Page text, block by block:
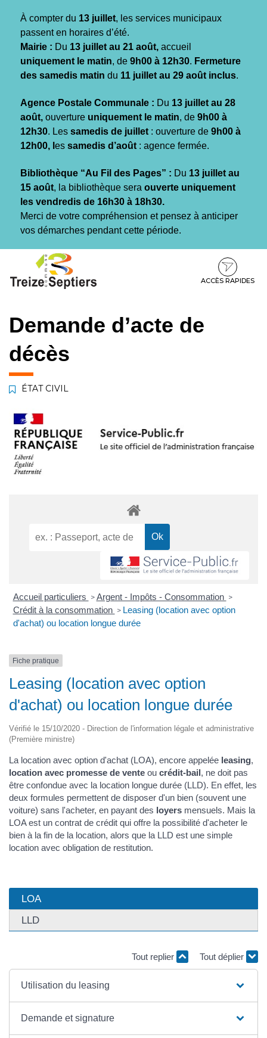
À compter du 13 juillet, les services municipaux
passent en horaires d’été.
Mairie : Du 13 juillet au 21 août, accueil
uniquement le matin, de 9h00 à 12h30. Fermeture
des samedis matin du 11 juillet au 29 août inclus.
Agence Postale Communale : Du 13 juillet au 28
août, ouverture uniquement le matin, de 9h00 à
12h30. Les samedis de juillet : ouverture de 9h00 à
12h00, l es samedis d’août : agence fermée.
Bibliothèque “Au Fil des Pages” : Du 13 juillet au
15 août, la bibliothèque sera ouverte uniquement
les vendredis de 16h30 à 18h30.
Merci de votre compréhension et pensez à anticiper
vos démarches pendant cette période.
contenu
pied
ACCÈS RAPIDES
Demande d’acte de
décès
ÉTAT CIVIL
Accueil particuliers > Argent - Impôts - Consommation >
Crédit à la consommation > Leasing (location avec option
d'achat) ou location longue durée
Fiche pratique
Leasing (location avec option
d'achat) ou location longue durée
Vérifié le 15/10/2020 - Direction de l'information légale et administrative
(Première ministre)
La location avec option d'achat (LOA), encore appelée leasing,
location avec promesse de vente ou crédit-bail, ne doit pas
être confondue avec la location longue durée (LLD). En effet, les
deux formules permettent de disposer d'un bien (souvent une
voiture) sans l'acheter, en payant des loyers mensuels. Mais la
LOA est un contrat de crédit qui offre la possibilité d'acheter le
bien à la fin de la location, alors que la LLD est une simple
location avec obligation de restitution.
LOA
LLD
Tout replier Tout déplier
Utilisation du leasing
Demande et signature